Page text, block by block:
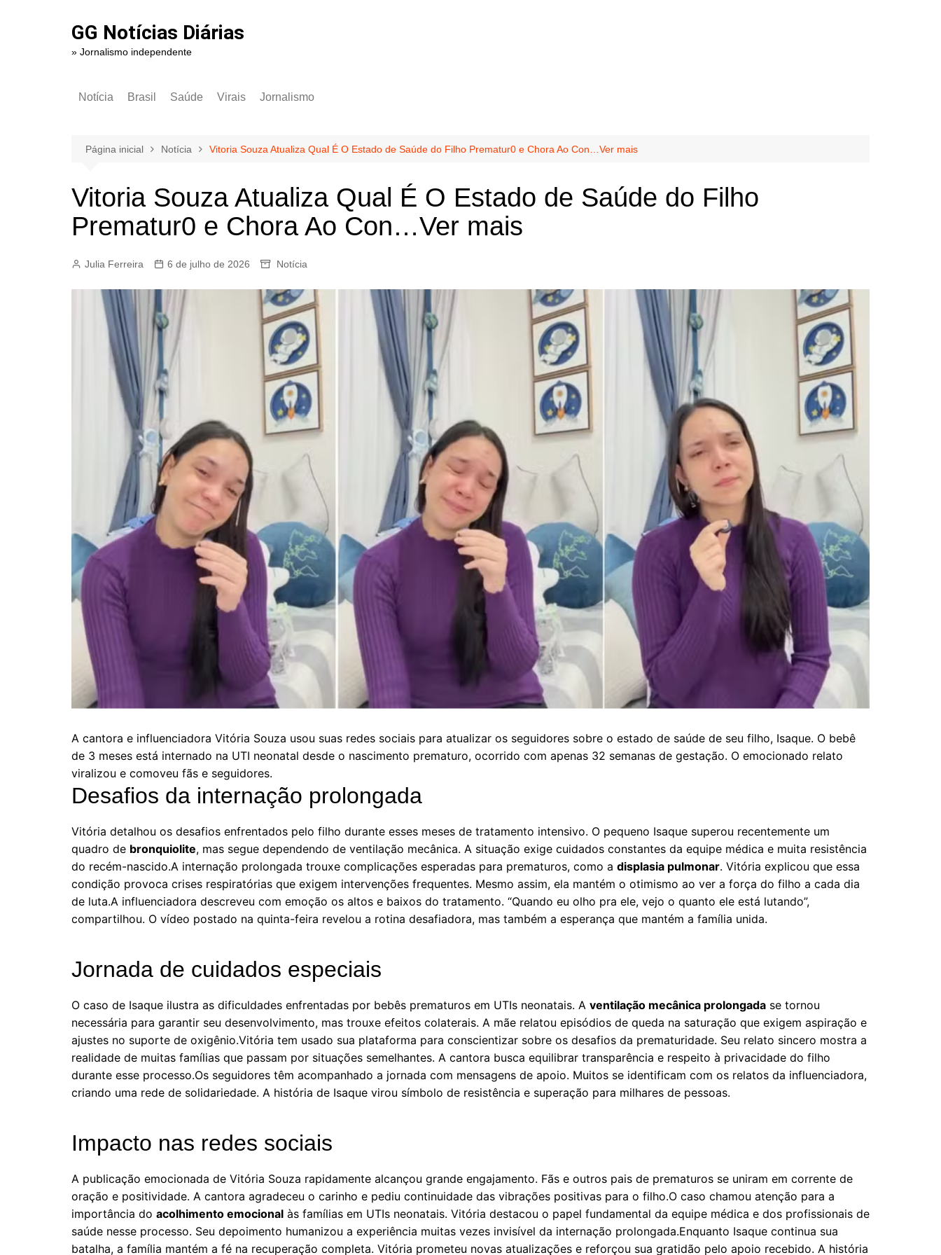
GG Notícias Diárias
» Jornalismo independente
Notícia Brasil Saúde Virais Jornalismo
Página inicial Notícia Vitoria Souza Atualiza Qual É O Estado de Saúde do Filho Prematur0 e Chora Ao Con…Ver mais
Vitoria Souza Atualiza Qual É O Estado de Saúde do Filho
Prematur0 e Chora Ao Con…Ver mais
Julia Ferreira 6 de julho de 2026 Notícia
A cantora e influenciadora Vitória Souza usou suas redes sociais para atualizar os seguidores sobre o estado de saúde de seu filho, Isaque. O bebê
de 3 meses está internado na UTI neonatal desde o nascimento prematuro, ocorrido com apenas 32 semanas de gestação. O emocionado relato
viralizou e comoveu fãs e seguidores.
Desafios da internação prolongada
Vitória detalhou os desafios enfrentados pelo filho durante esses meses de tratamento intensivo. O pequeno Isaque superou recentemente um
quadro de bronquiolite, mas segue dependendo de ventilação mecânica. A situação exige cuidados constantes da equipe médica e muita resistência
do recém-nascido.A internação prolongada trouxe complicações esperadas para prematuros, como a displasia pulmonar. Vitória explicou que essa
condição provoca crises respiratórias que exigem intervenções frequentes. Mesmo assim, ela mantém o otimismo ao ver a força do filho a cada dia
de luta.A influenciadora descreveu com emoção os altos e baixos do tratamento. “Quando eu olho pra ele, vejo o quanto ele está lutando”,
compartilhou. O vídeo postado na quinta-feira revelou a rotina desafiadora, mas também a esperança que mantém a família unida.
Jornada de cuidados especiais
O caso de Isaque ilustra as dificuldades enfrentadas por bebês prematuros em UTIs neonatais. A ventilação mecânica prolongada se tornou
necessária para garantir seu desenvolvimento, mas trouxe efeitos colaterais. A mãe relatou episódios de queda na saturação que exigem aspiração e
ajustes no suporte de oxigênio.Vitória tem usado sua plataforma para conscientizar sobre os desafios da prematuridade. Seu relato sincero mostra a
realidade de muitas famílias que passam por situações semelhantes. A cantora busca equilibrar transparência e respeito à privacidade do filho
durante esse processo.Os seguidores têm acompanhado a jornada com mensagens de apoio. Muitos se identificam com os relatos da influenciadora,
criando uma rede de solidariedade. A história de Isaque virou símbolo de resistência e superação para milhares de pessoas.
Impacto nas redes sociais
A publicação emocionada de Vitória Souza rapidamente alcançou grande engajamento. Fãs e outros pais de prematuros se uniram em corrente de
oração e positividade. A cantora agradeceu o carinho e pediu continuidade das vibrações positivas para o filho.O caso chamou atenção para a
importância do acolhimento emocional às famílias em UTIs neonatais. Vitória destacou o papel fundamental da equipe médica e dos profissionais de
saúde nesse processo. Seu depoimento humanizou a experiência muitas vezes invisível da internação prolongada.Enquanto Isaque continua sua
batalha, a família mantém a fé na recuperação completa. Vitória prometeu novas atualizações e reforçou sua gratidão pelo apoio recebido. A história